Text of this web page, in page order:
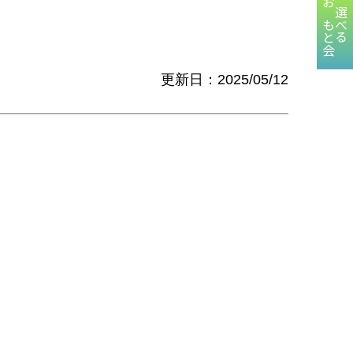
選べる
おもと会
更新日：2025/05/12